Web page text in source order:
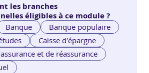
les branches
éligibles à ce module ?
Banque
Banque populaire
Caisse d'épargne
et de réassurance